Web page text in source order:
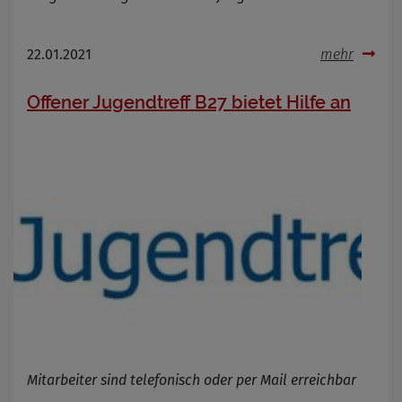
22.01.2021 mehr
Offener Jugendtreff B27 bietet Hilfe an
Mitarbeiter sind telefonisch oder per Mail erreichbar